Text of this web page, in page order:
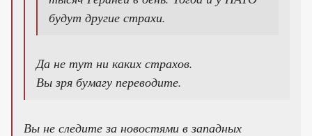
будут другие страхи.
Да не тут ни каких страхов.
Вы зря бумагу переводите.
Вы не следите за новостями в западных